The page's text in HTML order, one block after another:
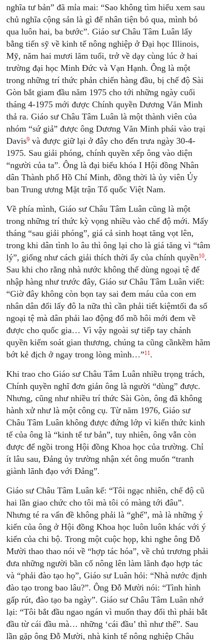
nghĩa tư bản” đã mỉa mai: “Sao không tìm hiểu xem sau
chủ nghĩa cộng sản là gì để nhân tiện bỏ qua, mình bỏ
qua luôn hai, ba bước”. Giáo sư Châu Tâm Luân lấy
bằng tiến sỹ về kinh tế nông nghiệp ở Đại học Illinois,
Mỹ, năm hai mươi lăm tuổi, trở về dạy cùng lúc ở hai
trường đại học Minh Đức và Vạn Hạnh. Ông là một
trong những trí thức phản chiến hàng đầu, bị chế độ Sài
Gòn bắt giam đầu năm 1975 cho tới những ngày cuối
tháng 4-1975 mới được Chính quyền Dương Văn Minh
thả ra. Giáo sư Châu Tâm Luân là một thành viên của
nhóm “sứ giả” được ông Dương Văn Minh phái vào trại
Davis9 và được giữ lại ở đây cho đến trưa ngày 30-4-
1975. Sau giải phóng, chính quyền xếp ông vào diện
“người của ta”. Ông là đại biểu khóa I Hội đồng Nhân
dân Thành phố Hồ Chí Minh, đồng thời là ủy viên Ủy
ban Trung ương Mặt trận Tổ quốc Việt Nam.
Về phía mình, Giáo sư Châu Tâm Luân cũng là một
trong những trí thức kỳ vọng nhiều vào chế độ mới. Mấy
tháng “sau giải phóng”, giá cả sinh hoạt tăng vọt lên,
trong khi dân tình lo âu thì ông lại cho là giá tăng vì “tâm
lý”, giống như cách giải thích thời ấy của chính quyền10.
Sau khi cho rằng nhà nước không thể dùng ngoại tệ để
nhập hàng như trước đây, Giáo sư Châu Tâm Luân viết:
“Giờ đây không còn bọn tay sai đem máu của con em
nhân dân đổi lấy đô la nữa thì cần phải tiết kiệmtối đa số
ngoại tệ mà dân phải lao động đổ mồ hôi mới đem về
được cho quốc gia… Vì vậy ngoài sự tiếp tay chánh
quyền kiểm soát gian thương, chúng ta cũng cầnkềm hãm
bớt kẻ địch ở ngay trong lòng mình…”11 .
Khi trao cho Giáo sư Châu Tâm Luân nhiều trọng trách,
Chính quyền nghĩ đơn giản ông là người “dùng” được.
Nhưng, cũng như nhiều trí thức Sài Gòn, ông đã không
hành xử như là một công cụ. Từ năm 1976, Giáo sư
Châu Tâm Luân không được đứng lớp vì kiến thức kinh
tế của ông là “kinh tế tư bản”, tuy nhiên, ông vẫn còn
được để ngồi trong Hội đồng Khoa học của trường. Chỉ
ít lâu sau, Đảng ủy trường nhận xét ông muốn “tranh
giành lãnh đạo với Đảng”.
Giáo sư Châu Tâm Luân kể: “Tôi ngạc nhiên, chế độ cũ
hai lần giao chức cho tôi mà tôi có màng tới đâu”.
Nhưng té ra vấn đề không phải là “ghế”, mà là những ý
kiến của ông ở Hội đồng Khoa học luôn luôn khác với ý
kiến của chi bộ. Trong một cuộc họp, khi nghe ông Đỗ
Mười thao thao nói về “hợp tác hóa”, về chủ trương phải
đưa những người bần cố nông lên làm lãnh đạo hợp tác
và “phải đào tạo họ”, Giáo sư Luân hỏi: “Nhà nước định
đào tạo trong bao lâu?”. Ông Đỗ Mười nói: “Tình hình
gấp rút, đào tạo ba ngày”. Giáo sư Châu Tâm Luân nhớ
lại: “Tôi bắt đầu ngao ngán vì muốn thay đổi thì phải bắt
đầu từ cái đầu mà… những ‘cái đầu’ thì như thế”. Sau
lần gặp ông Đỗ Mười, nhà kinh tế nông nghiệp Châu